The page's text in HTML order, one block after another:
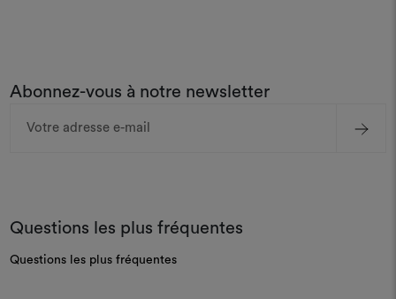
Abonnez-vous à notre newsletter
Questions les plus fréquentes
Questions les plus fréquentes